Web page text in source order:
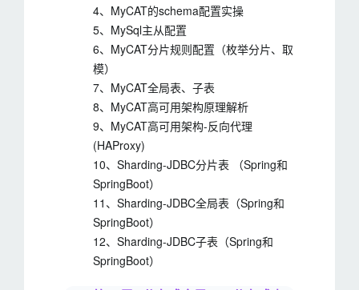
4、MyCAT的schema配置实操
5、MySql主从配置
6、MyCAT分片规则配置（枚举分片、取
模）
7、MyCAT全局表、子表
8、MyCAT高可用架构原理解析
9、MyCAT高可用架构-反向代理
(HAProxy)
10、Sharding-JDBC分片表 （Spring和
SpringBoot）
11、Sharding-JDBC全局表（Spring和
SpringBoot）
12、Sharding-JDBC子表（Spring和
SpringBoot）